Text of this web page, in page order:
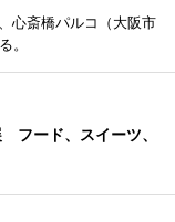
心斎橋パルコ（大阪市
。
フード、スイーツ、